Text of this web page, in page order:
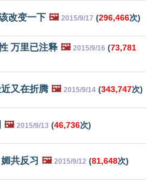
改变一下 🖼️ 2015/9/17 (296,466次)
万里已注释 🖼️ 2015/9/16 (73,781
又在折腾 🖼️ 2015/9/14 (343,747次)
🖼️ 2015/9/13 (46,736次)
共反习 🖼️ 2015/9/12 (81,648次)